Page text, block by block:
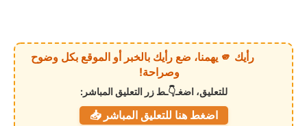
ي
رأيك 🫵 يهمنا، ضع رأيك بالخبر أو الموقع بكل وضوح
وصراحة!
للتعليق، اضغـ👇ـط زر التعليق المباشر:
اضغط هنا للتعليق المباشر 📥